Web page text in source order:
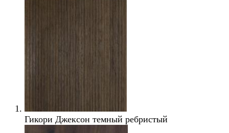
Гикори Джексон темный ребристый